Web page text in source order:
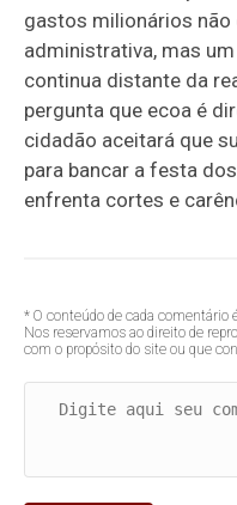
gastos milionários não
administrativa, mas
continua distante da
pergunta que ecoa é
cidadão aceitará que
para bancar a festa
enfrenta cortes e
* O conteúdo de cada comentário
Nos reservamos ao direito de
com o propósito do site ou que